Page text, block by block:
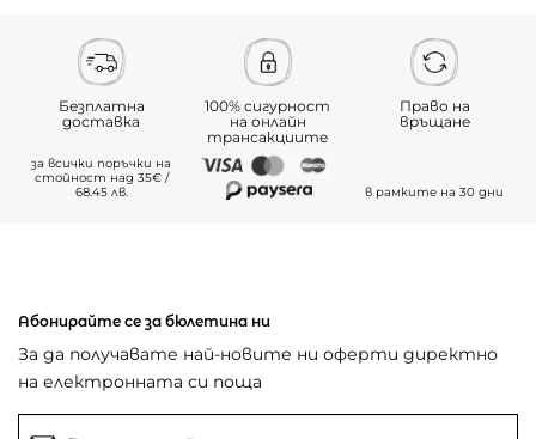
Безплатна
доставка
за всички поръчки на
стойност над 35€ /
68.45 лв.
100% сигурност
на онлайн
трансакциите
Право на
връщане
в рамките на 30 дни
Абонирайте се за бюлетина ни
За да получавате най-новите ни оферти директно
на електронната си поща